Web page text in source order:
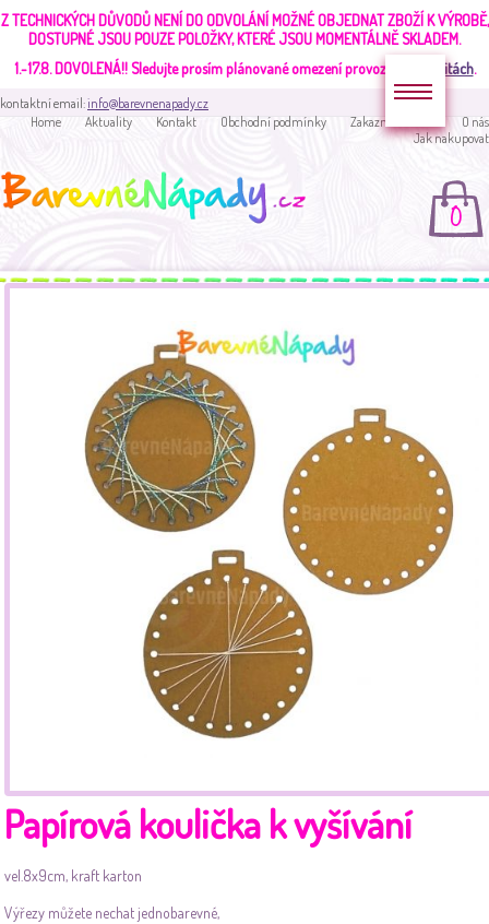
Z TECHNICKÝCH DŮVODŮ NENÍ DO ODVOLÁNÍ MOŽNÉ OBJEDNAT ZBOŽÍ K VÝROBĚ,
DOSTUPNÉ JSOU POUZE POLOŽKY, KTERÉ JSOU MOMENTÁLNĚ SKLADEM.
1.-17.8. DOVOLENÁ!!Sledujte prosím plánované omezení provozu v aktualitách.
kontaktní email:info@barevnenapady.cz
Home
Aktuality Kontakt Obchodní podmínky Zakaznická sekce
O nás
Jak nakupovat
0
Papírová koulička k vyšívání
vel.8x9cm, kraft karton
Výřezy můžete nechat jednobarevné,